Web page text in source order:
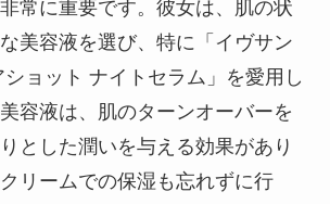
常に重要です。彼女は、肌の状
美容液を選び、特に「イヴサン
ョット ナイトセラム」を愛用し
容液は、肌のターンオーバーを
とした潤いを与える効果があり
リームでの保湿も忘れずに行